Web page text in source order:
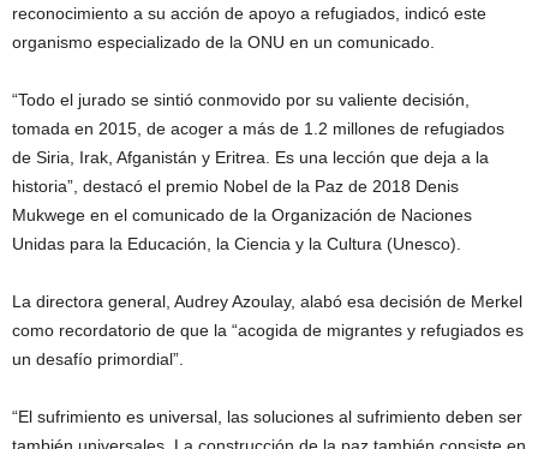
reconocimiento a su acción de apoyo a refugiados, indicó este
organismo especializado de la ONU en un comunicado.
“Todo el jurado se sintió conmovido por su valiente decisión,
tomada en 2015, de acoger a más de 1.2 millones de refugiados
de Siria, Irak, Afganistán y Eritrea. Es una lección que deja a la
historia”, destacó el premio Nobel de la Paz de 2018 Denis
Mukwege en el comunicado de la Organización de Naciones
Unidas para la Educación, la Ciencia y la Cultura (Unesco).
La directora general, Audrey Azoulay, alabó esa decisión de Merkel
como recordatorio de que la “acogida de migrantes y refugiados es
un desafío primordial”.
“El sufrimiento es universal, las soluciones al sufrimiento deben ser